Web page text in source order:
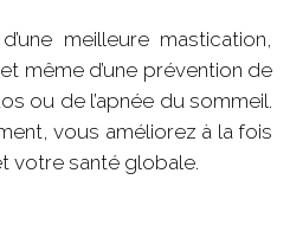
meilleure mastication,
même d’une prévention de
ou de l’apnée du sommeil.
vous améliorez à la fois
votre santé globale.